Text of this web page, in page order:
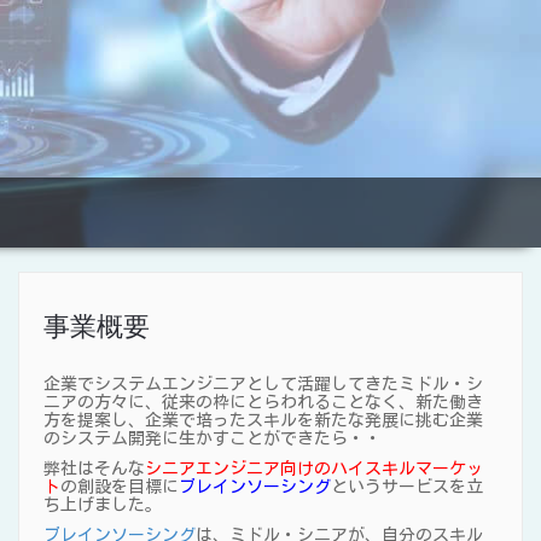
事業概要
企業でシステムエンジニアとして活躍してきたミドル・シ
ニアの方々に、従来の枠にとらわれることなく、新た働き
方を提案し、企業で培ったスキルを新たな発展に挑む企業
のシステム開発に生かすことができたら・・
弊社はそんな シニアエンジニア向けのハイスキルマーケッ
ト の創設を目標に ブレインソーシングというサービスを立
ち上げました。
ブレインソーシングは、ミドル・シニアが、自分のスキル